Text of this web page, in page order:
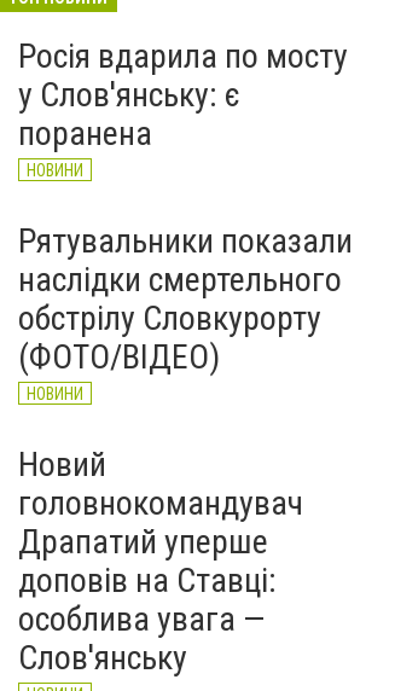
районів
НОВИНИ
Росія вдарила по мосту
у Слов'янську: є
поранена
НОВИНИ
Рятувальники показали
наслідки смертельного
обстрілу Словкурорту
(ФОТО/ВІДЕО)
НОВИНИ
Новий
головнокомандувач
Драпатий уперше
доповів на Ставці:
особлива увага —
Слов'янську